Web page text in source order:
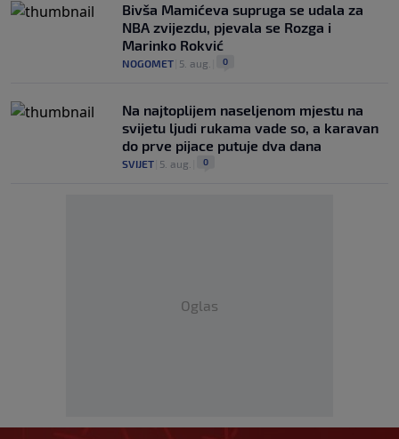
Bivša Mamićeva supruga se udala za
NBA zvijezdu, pjevala se Rozga i
Marinko Rokvić
NOGOMET 5. aug. 0
Na najtoplijem naseljenom mjestu na
svijetu ljudi rukama vade so, a karavan
do prve pijace putuje dva dana
SVIJET 5. aug. 0
Oglas